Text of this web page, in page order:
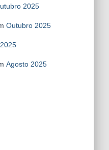
2025
Outubro 2025
Agosto 2025